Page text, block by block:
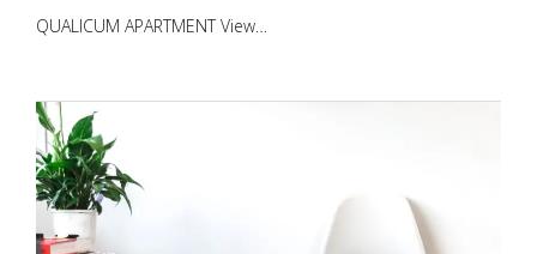
QUALICUM APARTMENT View…